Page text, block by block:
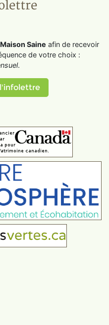
Saine afin de recevoir
de votre choix :
.
l'infolettre